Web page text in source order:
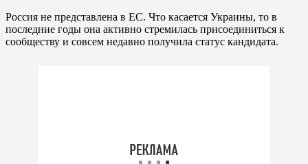
Россия не представлена в ЕС. Что касается Украины, то в
последние годы она активно стремилась присоединиться к
сообществу и совсем недавно получила статус кандидата.